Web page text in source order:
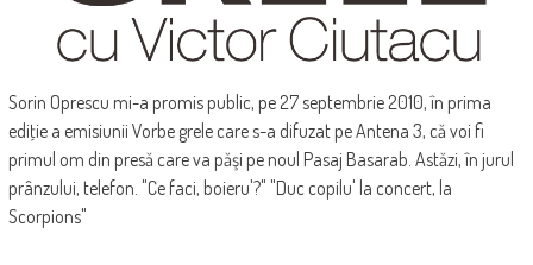
Sorin Oprescu mi-a promis public, pe 27 septembrie 2010, în prima
ediţie a emisiunii Vorbe grele care s-a difuzat pe Antena 3, că voi fi
primul om din presă care va păşi pe noul Pasaj Basarab. Astăzi, în jurul
prânzului, telefon. "Ce faci, boieru'?" "Duc copilu' la concert, la
Scorpions"